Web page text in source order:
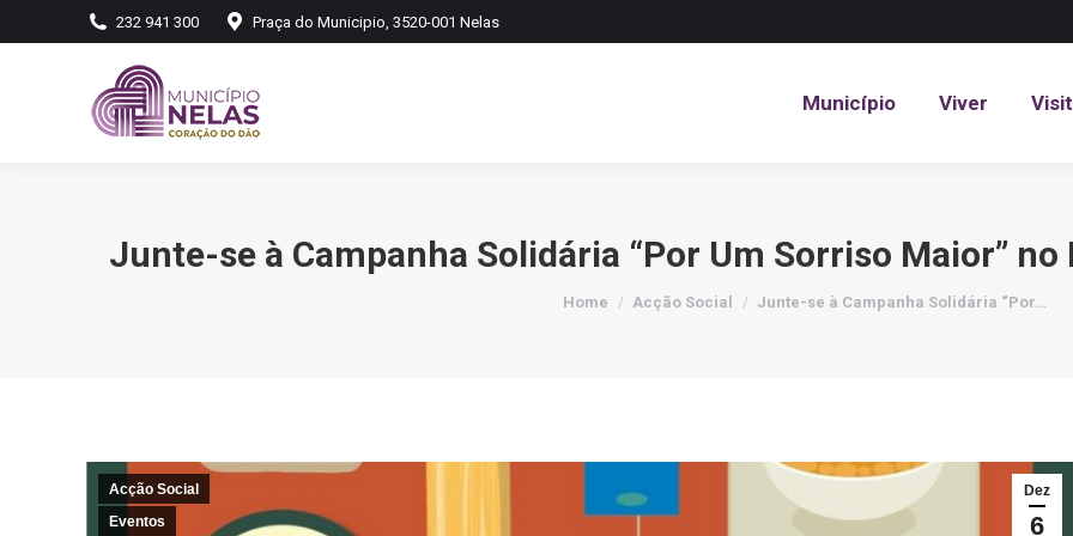
232 941 300 Praça do Municipio, 3520-001 Nelas
Município Viver
Junte-se à Campanha Solidária “Por Um Sorriso Maior”
You are here:
Home Acção Social Junte-se à Campanha Solidária “Por…
Dez
6
Acção Social
Eventos
Município Viver